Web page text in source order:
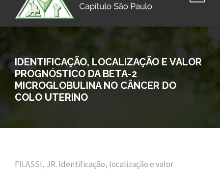
IDENTIFICAÇÃO, LOCALIZAÇÃO E VALOR
PROGNÓSTICO DA BETA-2
MICROGLOBULINA NO CÂNCER DO
COLO UTERINO
FILASSI, JR. Identificação, localização e valor